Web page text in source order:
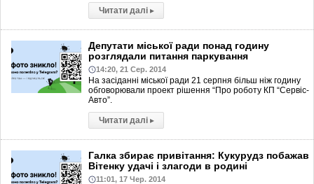
Читати далі ▸
Депутати міської ради понад годину
розглядали питання паркування
14:20, 21 Сер. 2014
На засіданні міської ради 21 серпня більш ніж годину
обговорювали проект рішення “Про роботу КП “Сервіс-
Авто”.
Читати далі ▸
Галка збирає привітання: Кукурудз побажав
Вітенку удачі і злагоди в родині
11:01, 17 Чер. 2014